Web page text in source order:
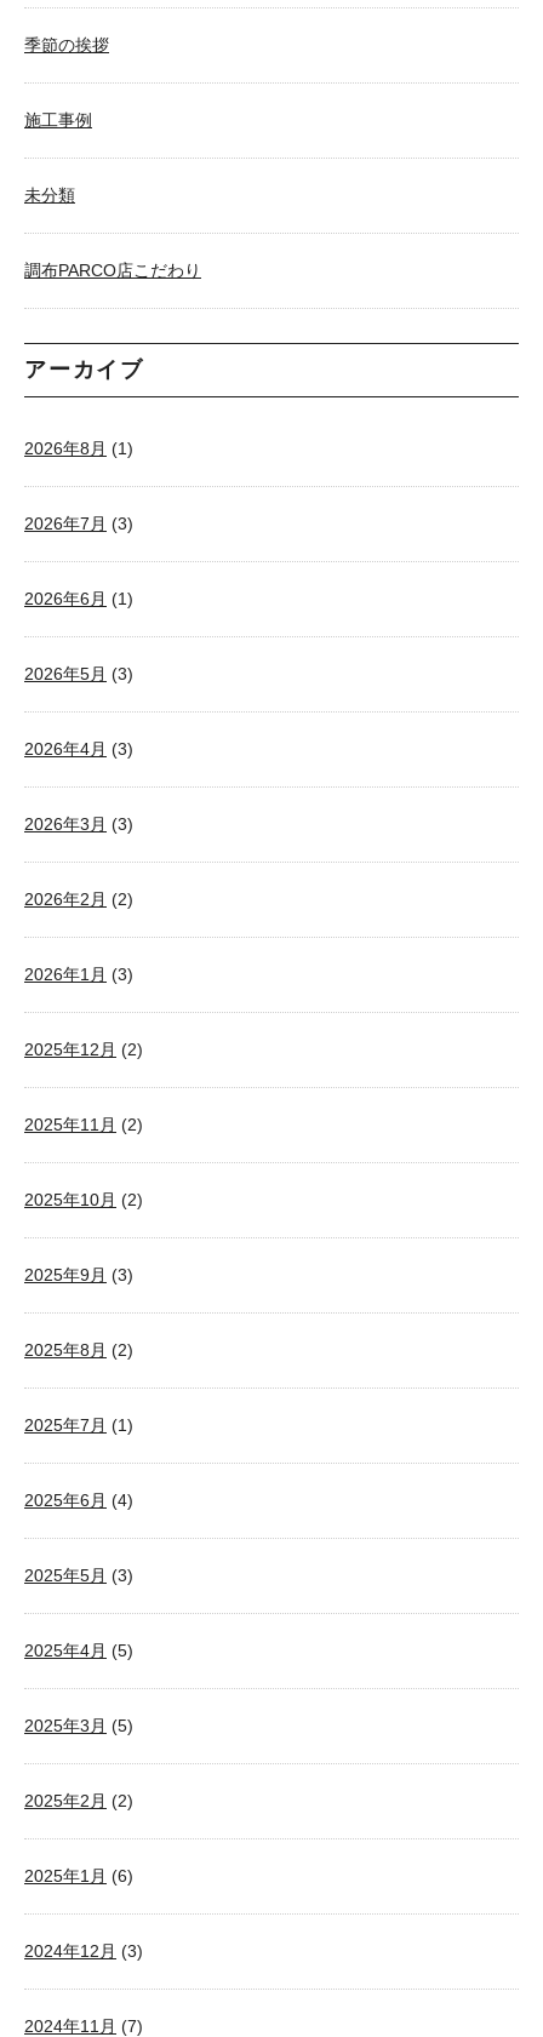
季節の挨拶
施工事例
未分類
調布PARCO店こだわり
アーカイブ
2026年8月 (1)
2026年7月 (3)
2026年6月 (1)
2026年5月 (3)
2026年4月 (3)
2026年3月 (3)
2026年2月 (2)
2026年1月 (3)
2025年12月 (2)
2025年11月 (2)
2025年10月 (2)
2025年9月 (3)
2025年8月 (2)
2025年7月 (1)
2025年6月 (4)
2025年5月 (3)
2025年4月 (5)
2025年3月 (5)
2025年2月 (2)
2025年1月 (6)
2024年12月 (3)
2024年11月 (7)